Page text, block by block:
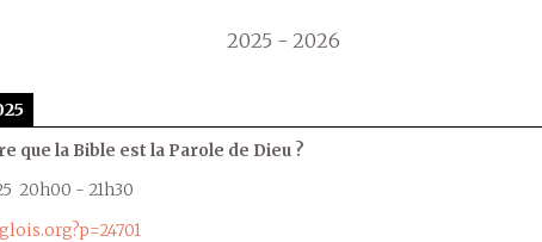
2025 - 2026
que la Bible est la Parole de Dieu ?
20h00 - 21h30